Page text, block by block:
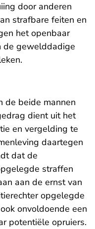
door anderen
strafbare feiten en
het openbaar
de gewelddadige
de beide mannen
dient uit het
en vergelding te
daartegen
dat de
straffen
aan de ernst van
opgelegde
onvoldoende een
potentiële opruiers.